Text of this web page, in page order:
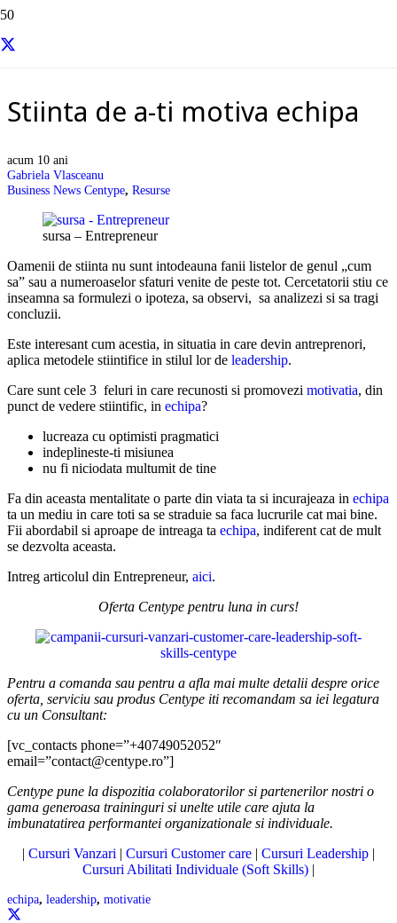
Stiinta de a-ti motiva echipa
acum 10 ani
Gabriela Vlasceanu
Business News Centype, Resurse
sursa – Entrepreneur
Oamenii de stiinta nu sunt intodeauna fanii listelor de genul „cum
sa” sau a numeroaselor sfaturi venite de peste tot. Cercetatorii stiu ce
inseamna sa formulezi o ipoteza, sa observi, sa analizezi si sa tragi
concluzii.
Este interesant cum acestia, in situatia in care devin antreprenori,
aplica metodele stiintifice in stilul lor de leadership.
Care sunt cele 3 feluri in care recunosti si promovezi motivatia, din
punct de vedere stiintific, in echipa?
lucreaza cu optimisti pragmatici
indeplineste-ti misiunea
nu fi niciodata multumit de tine
Fa din aceasta mentalitate o parte din viata ta si incurajeaza in echipa
ta un mediu in care toti sa se straduie sa faca lucrurile cat mai bine.
Fii abordabil si aproape de intreaga ta echipa, indiferent cat de mult
se dezvolta aceasta.
Intreg articolul din Entrepreneur, aici.
Oferta Centype pentru luna in curs!
Pentru a comanda sau pentru a afla mai multe detalii despre orice
oferta, serviciu sau produs Centype iti recomandam sa iei legatura
cu un Consultant:
[vc_contacts phone=”+40749052052″
email=”contact@centype.ro”]
Centype pune la dispozitia colaboratorilor si partenerilor nostri o
gama generoasa traininguri si unelte utile care ajuta la
imbunatatirea performantei organizationale si individuale.
| Cursuri Vanzari | Cursuri Customer care | Cursuri Leadership |
Cursuri Abilitati Individuale (Soft Skills) |
echipa, leadership, motivatie